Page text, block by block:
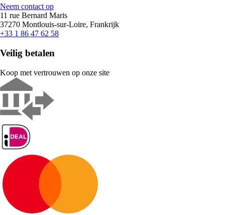
Neem contact op
11 rue Bernard Maris
37270 Montlouis-sur-Loire, Frankrijk
+33 1 86 47 62 58
Veilig betalen
Koop met vertrouwen op onze site